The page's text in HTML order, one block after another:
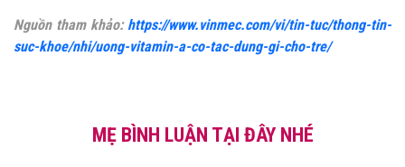
Nguồn tham khảo:https://www.vinmec.com/vi/tin-tuc/thong-tin-
suc-khoe/nhi/uong-vitamin-a-co-tac-dung-gi-cho-tre/
MẸ BÌNH LUẬN TẠI ĐÂY NHÉ